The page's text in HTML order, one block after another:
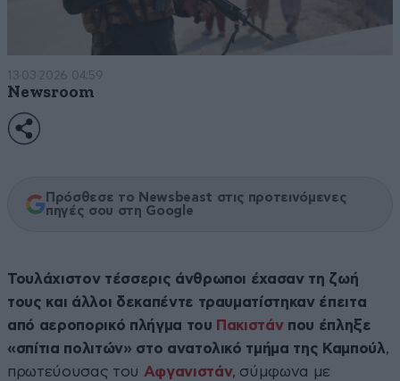
13·03·2026 04:59
Newsroom
Πρόσθεσε το Newsbeast στις προτεινόμενες
πηγές σου στη Google
Τουλάχιστον τέσσερις άνθρωποι έχασαν τη ζωή
τους και άλλοι δεκαπέντε τραυματίστηκαν έπειτα
από αεροπορικό πλήγμα του Πακιστάνπου έπληξε
«σπίτια πολιτών» στο ανατολικό τμήμα της Καμπούλ,
πρωτεύουσας του Αφγανιστάν, σύμφωνα με